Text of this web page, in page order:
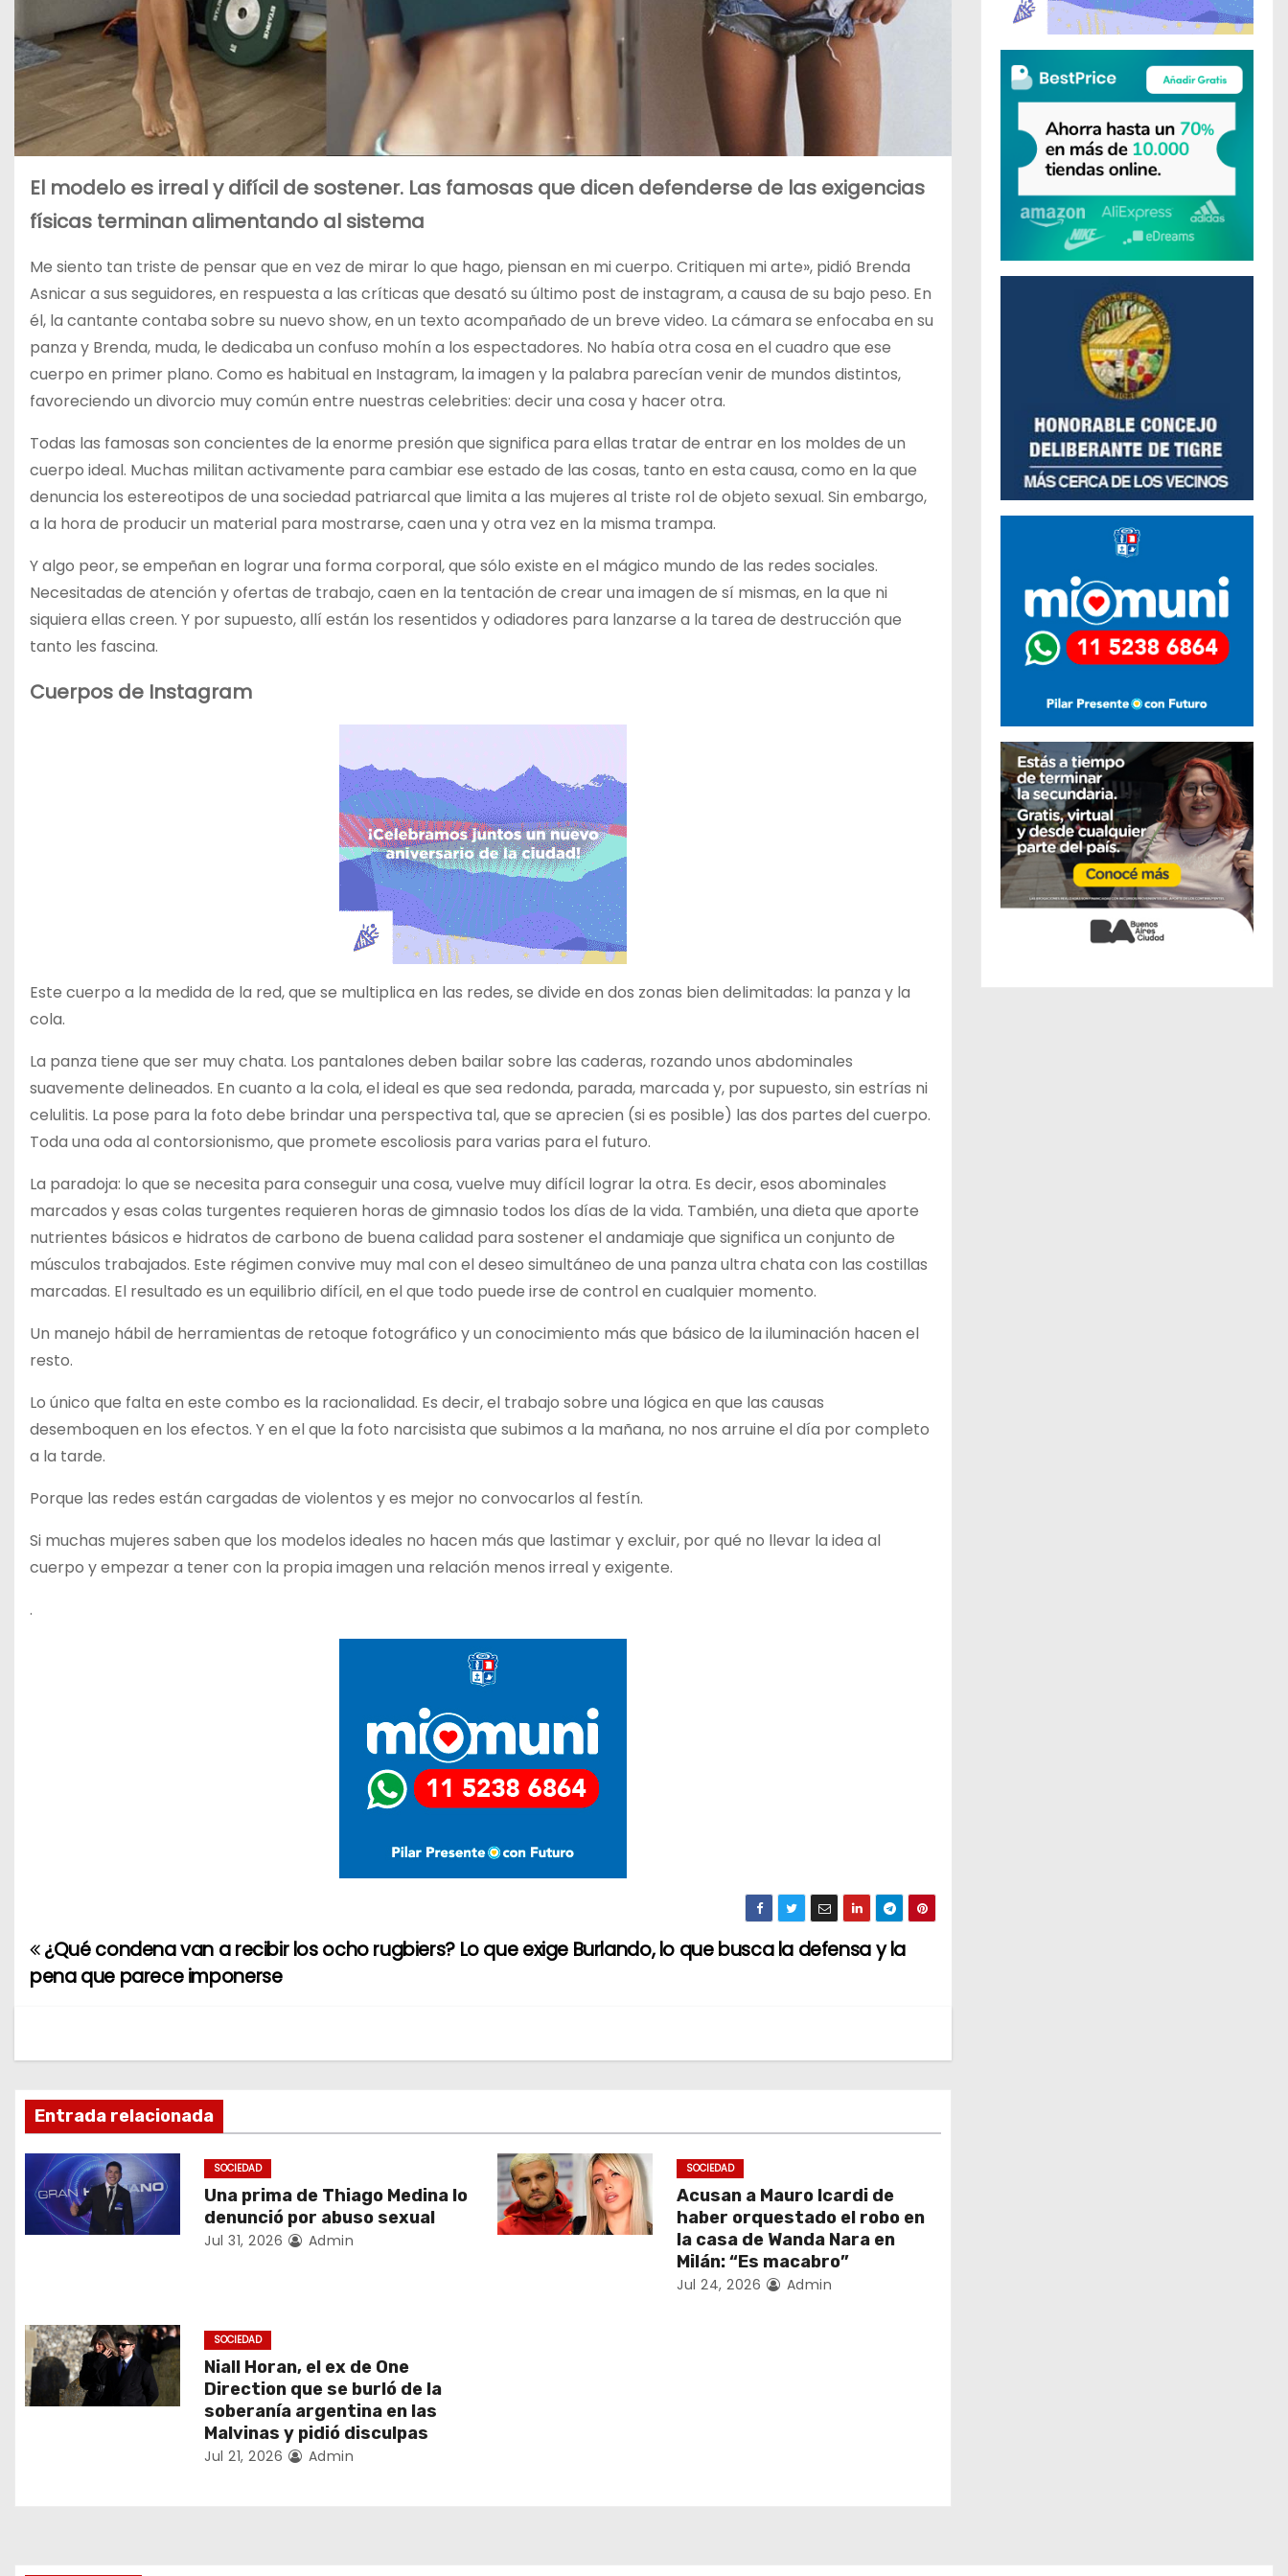
El modelo es irreal y difícil de sostener. Las famosas que dicen defenderse de las exigencias
físicas terminan alimentando al sistema
Me siento tan triste de pensar que en vez de mirar lo que hago, piensan en mi cuerpo. Critiquen mi arte», pidió Brenda
Asnicar a sus seguidores, en respuesta a las críticas que desató su último post de instagram, a causa de su bajo peso. En
él, la cantante contaba sobre su nuevo show, en un texto acompañado de un breve video. La cámara se enfocaba en su
panza y Brenda, muda, le dedicaba un confuso mohín a los espectadores. No había otra cosa en el cuadro que ese
cuerpo en primer plano. Como es habitual en Instagram, la imagen y la palabra parecían venir de mundos distintos,
favoreciendo un divorcio muy común entre nuestras celebrities: decir una cosa y hacer otra.
Todas las famosas son concientes de la enorme presión que significa para ellas tratar de entrar en los moldes de un
cuerpo ideal. Muchas militan activamente para cambiar ese estado de las cosas, tanto en esta causa, como en la que
denuncia los estereotipos de una sociedad patriarcal que limita a las mujeres al triste rol de objeto sexual. Sin embargo,
a la hora de producir un material para mostrarse, caen una y otra vez en la misma trampa.
Y algo peor, se empeñan en lograr una forma corporal, que sólo existe en el mágico mundo de las redes sociales.
Necesitadas de atención y ofertas de trabajo, caen en la tentación de crear una imagen de sí mismas, en la que ni
siquiera ellas creen. Y por supuesto, allí están los resentidos y odiadores para lanzarse a la tarea de destrucción que
tanto les fascina.
Cuerpos de Instagram
Este cuerpo a la medida de la red, que se multiplica en las redes, se divide en dos zonas bien delimitadas: la panza y la
cola.
La panza tiene que ser muy chata. Los pantalones deben bailar sobre las caderas, rozando unos abdominales
suavemente delineados. En cuanto a la cola, el ideal es que sea redonda, parada, marcada y, por supuesto, sin estrías ni
celulitis. La pose para la foto debe brindar una perspectiva tal, que se aprecien (si es posible) las dos partes del cuerpo.
Toda una oda al contorsionismo, que promete escoliosis para varias para el futuro.
La paradoja: lo que se necesita para conseguir una cosa, vuelve muy difícil lograr la otra. Es decir, esos abominales
marcados y esas colas turgentes requieren horas de gimnasio todos los días de la vida. También, una dieta que aporte
nutrientes básicos e hidratos de carbono de buena calidad para sostener el andamiaje que significa un conjunto de
músculos trabajados. Este régimen convive muy mal con el deseo simultáneo de una panza ultra chata con las costillas
marcadas. El resultado es un equilibrio difícil, en el que todo puede irse de control en cualquier momento.
Un manejo hábil de herramientas de retoque fotográfico y un conocimiento más que básico de la iluminación hacen el
resto.
Lo único que falta en este combo es la racionalidad. Es decir, el trabajo sobre una lógica en que las causas
desemboquen en los efectos. Y en el que la foto narcisista que subimos a la mañana, no nos arruine el día por completo
a la tarde.
Porque las redes están cargadas de violentos y es mejor no convocarlos al festín.
Si muchas mujeres saben que los modelos ideales no hacen más que lastimar y excluir, por qué no llevar la idea al
cuerpo y empezar a tener con la propia imagen una relación menos irreal y exigente.
.
N
a
g
a
c
i
n
d
e
¿Qué condena van a recibir los ocho rugbiers? Lo que exige Burlando, lo que busca la defensa y la
pena que parece imponerse
Entrada relacionada
SOCIEDAD
Una prima de Thiago Medina lo
denunció por abuso sexual
Jul 31, 2026 Admin
SOCIEDAD
Acusan a Mauro Icardi de
haber orquestado el robo en
la casa de Wanda Nara en
Milán: “Es macabro”
Jul 24, 2026 Admin
SOCIEDAD
Niall Horan, el ex de One
Direction que se burló de la
soberanía argentina en las
Malvinas y pidió disculpas
Jul 21, 2026 Admin